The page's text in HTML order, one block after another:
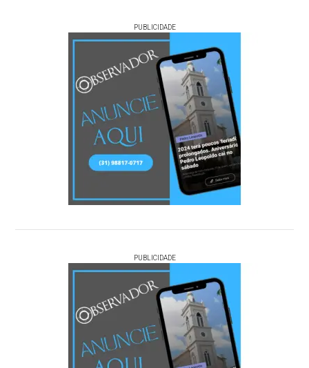
PUBLICIDADE
PUBLICIDADE